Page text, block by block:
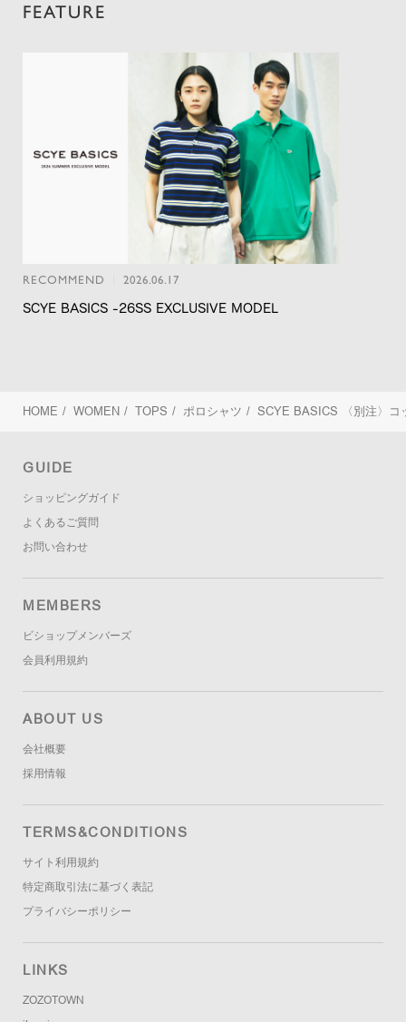
FEATURE
RECOMMEND 2026.06.17
SCYE BASICS -26SS EXCLUSIVE MODEL
HOME / WOMEN / TOPS / ポロシャツ / SCYE BASICS 〈別注〉
GUIDE
ショッピングガイド
よくあるご質問
お問い合わせ
MEMBERS
ビショップメンバーズ
会員利用規約
ABOUT US
会社概要
採用情報
TERMS&CONDITIONS
サイト利用規約
特定商取引法に基づく表記
プライバシーポリシー
LINKS
ZOZOTOWN